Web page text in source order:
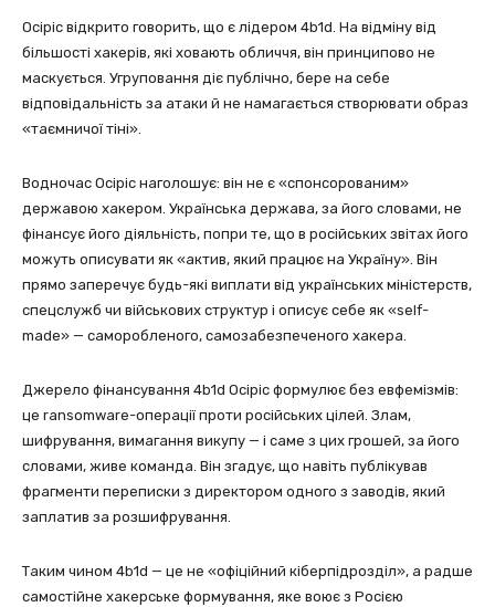
Осіріс відкрито говорить, що є лідером 4b1d. На відміну від
більшості хакерів, які ховають обличчя, він принципово не
маскується. Угруповання діє публічно, бере на себе
відповідальність за атаки й не намагається створювати образ
«таємничої тіні».
Водночас Осіріс наголошує: він не є «спонсорованим»
державою хакером. Українська держава, за його словами, не
фінансує його діяльність, попри те, що в російських звітах його
можуть описувати як «актив, який працює на Україну». Він
прямо заперечує будь-які виплати від українських міністерств,
спецслужб чи військових структур і описує себе як «self-
made» — саморобленого, самозабезпеченого хакера.
Джерело фінансування 4b1d Осіріс формулює без евфемізмів:
це ransomware-операції проти російських цілей. Злам,
шифрування, вимагання викупу — і саме з цих грошей, за його
словами, живе команда. Він згадує, що навіть публікував
фрагменти переписки з директором одного з заводів, який
заплатив за розшифрування.
Таким чином 4b1d — це не «офіційний кіберпідрозділ», а радше
самостійне хакерське формування, яке воює з Росією